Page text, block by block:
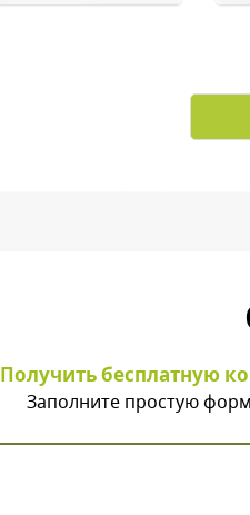
Получить бесплатную
Заполните простую